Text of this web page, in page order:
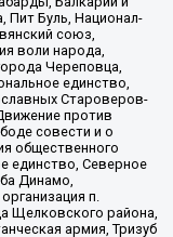
Пит Буль, Национал-
союз,
воли народа,
Череповца,
единство,
Староверов-
против
совести и о
общественного
единство, Северное
Динамо,
п.
Щелковского района,
армия, Тризуб